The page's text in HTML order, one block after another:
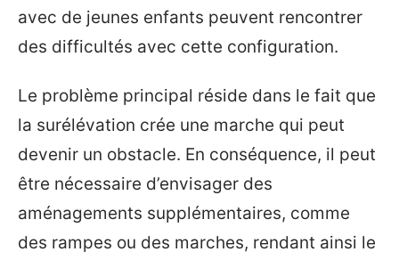
avec de jeunes enfants peuvent rencontrer
des difficultés avec cette configuration.
Le problème principal réside dans le fait que
la surélévation crée une marche qui peut
devenir un obstacle. En conséquence, il peut
être nécessaire d’envisager des
aménagements supplémentaires, comme
des rampes ou des marches, rendant ainsi le